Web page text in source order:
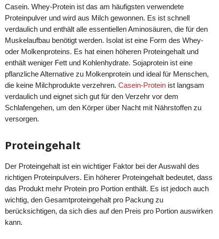
Casein. Whey-Protein ist das am häufigsten verwendete
Proteinpulver und wird aus Milch gewonnen. Es ist schnell
verdaulich und enthält alle essentiellen Aminosäuren, die für den
Muskelaufbau benötigt werden. Isolat ist eine Form des Whey-
oder Molkenproteins. Es hat einen höheren Proteingehalt und
enthält weniger Fett und Kohlenhydrate. Sojaprotein ist eine
pflanzliche Alternative zu Molkenprotein und ideal für Menschen,
die keine Milchprodukte verzehren. Casein-Protein ist langsam
verdaulich und eignet sich gut für den Verzehr vor dem
Schlafengehen, um den Körper über Nacht mit Nährstoffen zu
versorgen.
Proteingehalt
Der Proteingehalt ist ein wichtiger Faktor bei der Auswahl des
richtigen Proteinpulvers. Ein höherer Proteingehalt bedeutet, dass
das Produkt mehr Protein pro Portion enthält. Es ist jedoch auch
wichtig, den Gesamtproteingehalt pro Packung zu
berücksichtigen, da sich dies auf den Preis pro Portion auswirken
kann.